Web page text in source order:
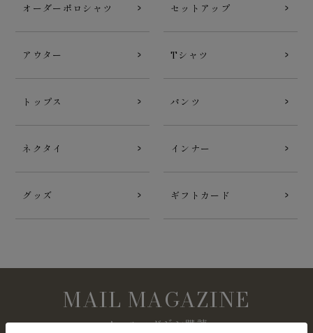
オーダーポロシャツ セットアップ
アウター Tシャツ
トップス パンツ
ネクタイ インナー
グッズ ギフトカード
MAIL MAGAZINE
メールマガジン購読